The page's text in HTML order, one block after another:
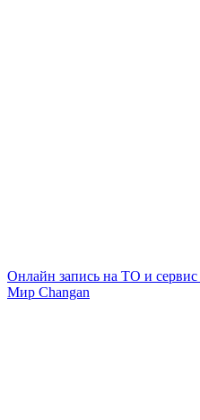
Онлайн запись на ТО и сервис
Мир Changan